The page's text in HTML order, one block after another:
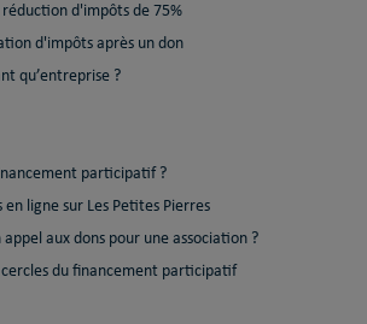
réduction d'impôts de 75%
d'impôts après un don
qu’entreprise ?
participatif ?
en ligne sur Les Petites Pierres
aux dons pour une association ?
du financement participatif